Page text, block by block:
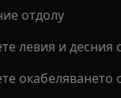
отдолу
левия и десния
окабеляването